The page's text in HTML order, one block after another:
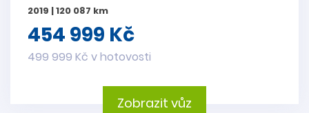
2019 | 120 087 km
454 999 Kč
499 999 Kč v hotovosti
Zobrazit vůz